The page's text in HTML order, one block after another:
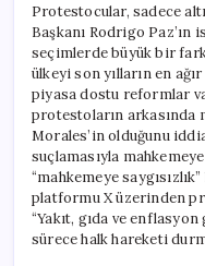
Protestocular, sadece
Başkanı Rodrigo Paz’ın
seçimlerde büyük bir
ülkeyi son yılların en
piyasa dostu reformlar
protestoların arkasında
Morales’in olduğunu
suçlamasıyla
“mahkemeye
platformu X üzerinden
“Yakıt, gıda ve
sürece halk hareketi